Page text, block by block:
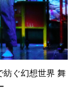
紡ぐ幻想世界 舞